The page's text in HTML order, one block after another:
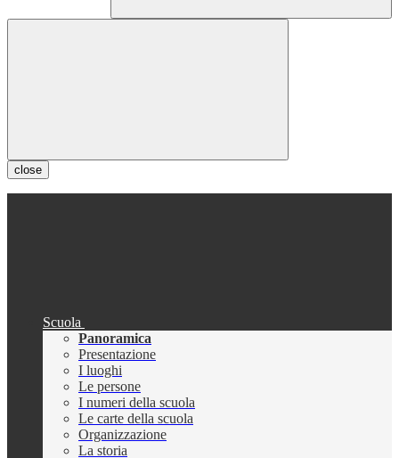
close
Scuola
Panoramica
Presentazione
I luoghi
Le persone
I numeri della scuola
Le carte della scuola
Organizzazione
La storia